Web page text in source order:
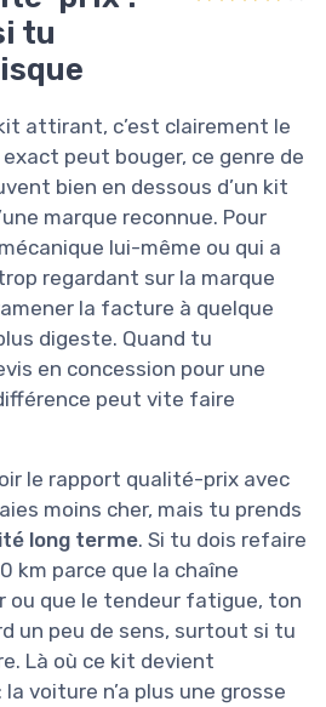
tu
attirant, c’est clairement le
peut bouger, ce genre de
bien en dessous d’un kit
marque reconnue. Pour
lui-même ou qui a
regardant sur la marque
la facture à quelque
digeste. Quand tu
en concession pour une
peut vite faire
le rapport qualité-prix avec
moins cher, mais tu prends
long terme. Si tu dois refaire
km parce que la chaîne
ou que le tendeur fatigue, ton
un peu de sens, surtout si tu
Là où ce kit devient
voiture n’a plus une grosse